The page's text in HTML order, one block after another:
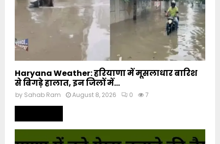
Haryana Weather: हरियाणा में मूसलाधार बारिश
से बिगड़े हालात, इन जिलों में...
by Sahab Ram August 8, 2026 0 7